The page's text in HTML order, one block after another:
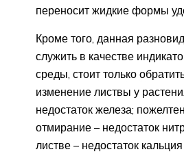
переносит жидкие формы
Кроме того, данная
служить в качестве
среды, стоит только
изменение листвы у
недостаток железа;
отмирание – недостаток
листве – недостаток кальция